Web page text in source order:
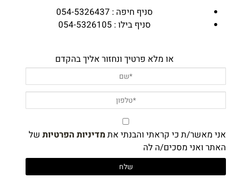
סניף חיפה : 054-5326437
סניף בילו : 054-5326105
או מלא פרטיך ונחזור אליך בהקדם
אני מאשר/ת כי קראתי והבנתי אתמדיניות הפרטיות של
האתר ואני מסכים/ה לה